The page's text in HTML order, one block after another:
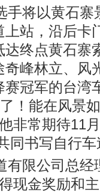
手将以黄石寨
站，沿后卡
终点黄石寨
峰林立、风
冠军的台湾
！能在风景
非常期待11
同书写自行
有限公司总经
现金奖励和